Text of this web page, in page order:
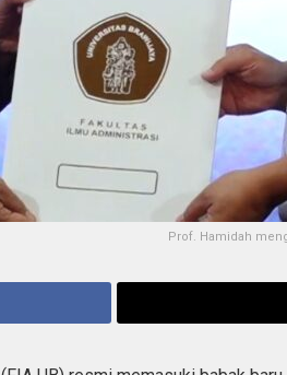
Prof. Hamidah